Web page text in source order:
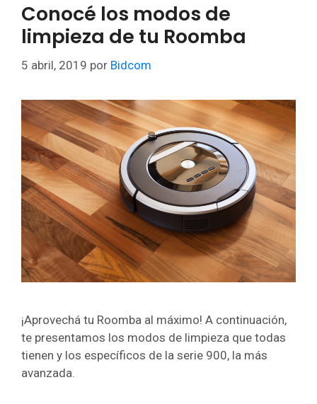
Conocé los modos de
limpieza de tu Roomba
5 abril, 2019 por Bidcom
¡Aprovechá tu Roomba al máximo! A continuación,
te presentamos los modos de limpieza que todas
tienen y los específicos de la serie 900, la más
avanzada.